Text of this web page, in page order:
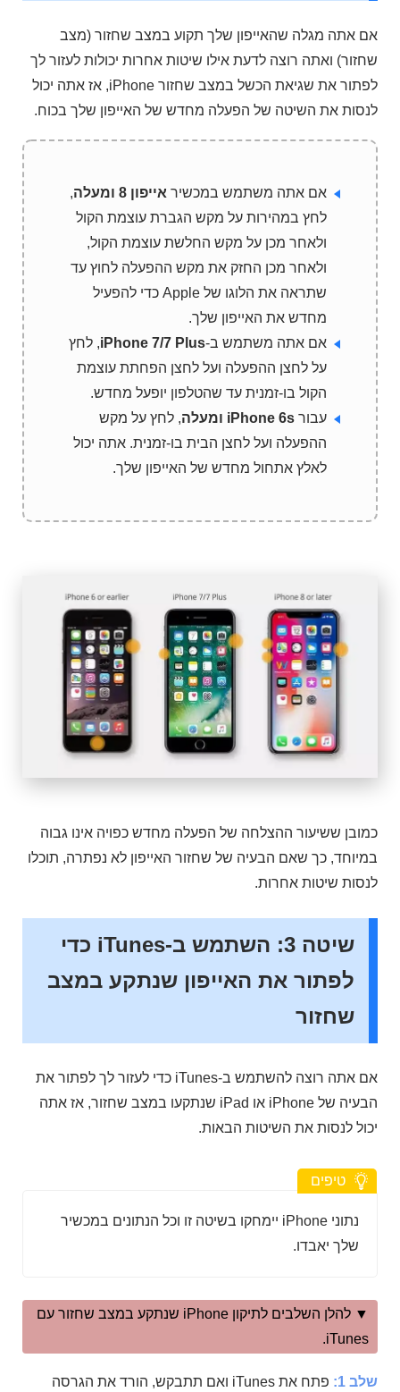
אם אתה מגלה שהאייפון שלך תקוע במצב שחזור (מצב
שחזור) ואתה רוצה לדעת אילו שיטות אחרות יכולות לעזור לך
לפתור את שגיאת הכשל במצב שחזור iPhone, אז אתה יכול
לנסות את השיטה של ​​הפעלה מחדש של האייפון שלך בכוח.
אם אתה משתמש במכשיר אייפון 8 ומעלה
,
לחץ במהירות על מקש הגברת עוצמת הקול
ולאחר מכן על מקש החלשת עוצמת הקול,
ולאחר מכן החזק את מקש ההפעלה לחוץ עד
שתראה את הלוגו של Apple כדי להפעיל
מחדש את האייפון שלך.
אם אתה משתמש ב-iPhone 7/7 Plus, לחץ
על לחצן ההפעלה ועל לחצן הפחתת עוצמת
הקול בו-זמנית עד שהטלפון יופעל מחדש.
עבור iPhone 6s ומעלה
, לחץ על מקש
ההפעלה ועל לחצן הבית בו-זמנית. אתה יכול
לאלץ אתחול מחדש של האייפון שלך.
כמובן ששיעור ההצלחה של הפעלה מחדש כפויה אינו גבוה
במיוחד, כך שאם הבעיה של שחזור האייפון לא נפתרה, תוכלו
לנסות שיטות אחרות.
שיטה 3: השתמש ב-iTunes כדי
לפתור את האייפון שנתקע במצב
שחזור
אם אתה רוצה להשתמש ב-iTunes כדי לעזור לך לפתור את
הבעיה של iPhone או iPad שנתקעו במצב שחזור, אז אתה
יכול לנסות את השיטות הבאות.
טיפים
נתוני iPhone יימחקו בשיטה זו וכל הנתונים במכשיר
שלך יאבדו.
▼ להלן השלבים לתיקון iPhone שנתקע במצב שחזור עם
iTunes.
שלב 1: פתח את iTunes ואם תתבקש, הורד את הגרסה